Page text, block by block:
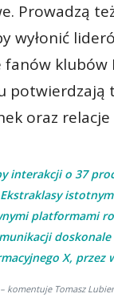
Prowadzą
wyłonić
fanów klubów
potwierdzają
oraz
interakcji o 37
platformami
X, przez
– komentuje Tomasz